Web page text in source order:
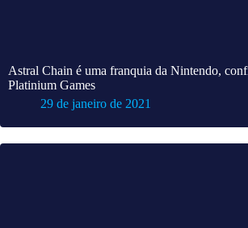
Astral Chain é uma franquia da Nintendo,
Platinium Games
29 de janeiro de 2021